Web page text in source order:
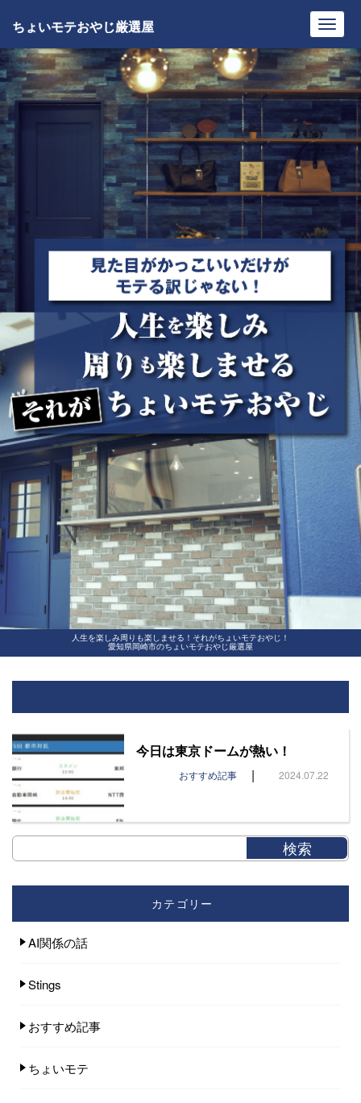
人生を楽しみ周りも楽しませる！それがちょいモテおやじ！
愛知県岡崎市のちょいモテおやじ厳選屋
ちょいモテおやじ厳選屋
今日は東京ドームが熱い！
おすすめ記事 | 2024.07.22
カテゴリー
AI関係の話
Stings
おすすめ記事
ちょいモテ